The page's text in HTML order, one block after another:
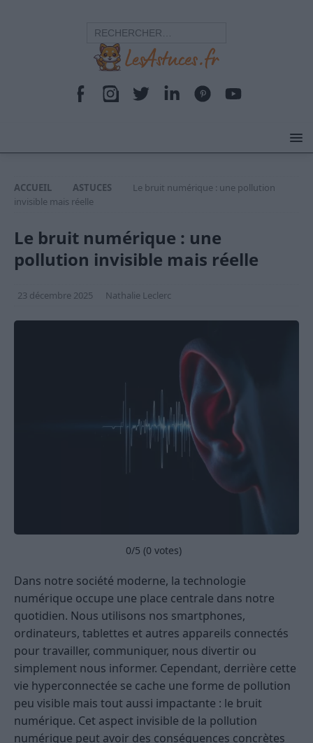
ACCUEIL ASTUCES
Le bruit numérique : une pollution
invisible mais réelle
Le bruit numérique : une
pollution invisible mais réelle
23 décembre 2025 Nathalie Leclerc
0/5 (0 votes)
Dans notre société moderne, la technologie
numérique occupe une place centrale dans notre
quotidien. Nous utilisons nos smartphones,
ordinateurs, tablettes et autres appareils connectés
pour travailler, communiquer, nous divertir ou
simplement nous informer. Cependant, derrière cette
vie hyperconnectée se cache une forme de pollution
peu visible mais tout aussi impactante : le bruit
numérique. Cet aspect invisible de la pollution
numérique peut avoir des conséquences concrètes